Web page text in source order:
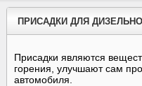
ПРИСАДКИ ДЛЯ
Присадки являются
горения, улучшают сам
автомобиля.